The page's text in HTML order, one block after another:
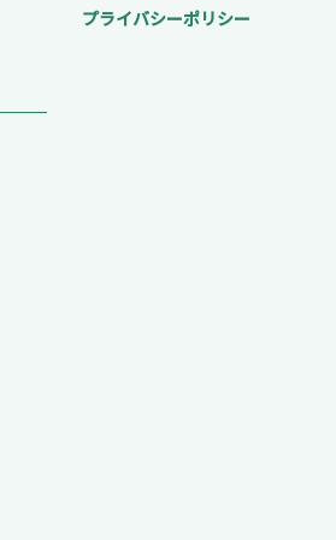
プライバシーポリシー